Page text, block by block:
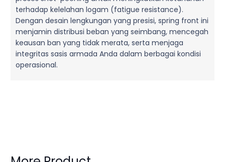
terhadap kelelahan logam (fatigue resistance).
Dengan desain lengkungan yang presisi, spring front ini
menjamin distribusi beban yang seimbang, mencegah
keausan ban yang tidak merata, serta menjaga
integritas sasis armada Anda dalam berbagai kondisi
operasional.